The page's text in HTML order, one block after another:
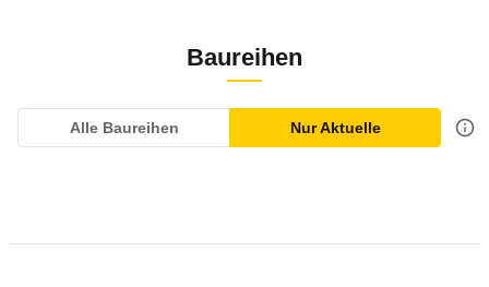
Baureihen
Alle Baureihen Nur Aktuelle